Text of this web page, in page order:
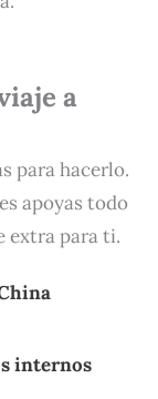
a
para hacerlo.
apoyas todo
extra para ti.
internos